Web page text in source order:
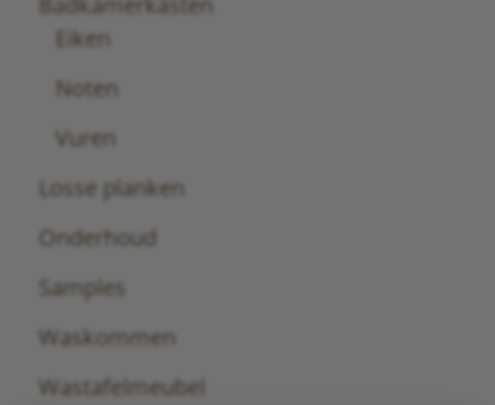
Eiken
Noten
Vuren
Losse planken
Onderhoud
Samples
Waskommen
Wastafelmeubel